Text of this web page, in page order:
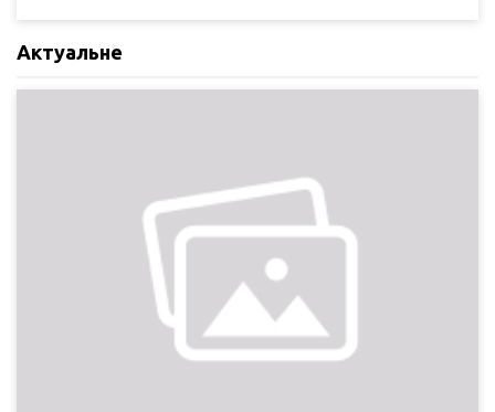
Актуальне